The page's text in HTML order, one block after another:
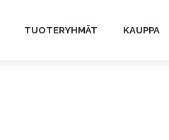
TUOTERYHMÄT KAUPPA